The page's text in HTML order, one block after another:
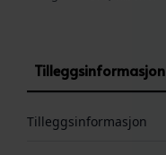
Tilleggsinformasjon
Tilleggsinformasjon